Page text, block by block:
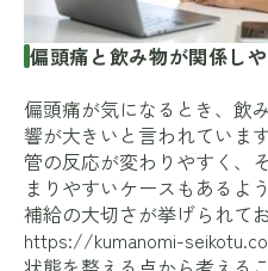
偏頭痛と飲み物が関係し
偏頭痛が気になるとき、飲
響が大きいと言われていま
管の反応が変わりやすく、
まりやすいケースもあるよ
補給の大切さが挙げられて
https://kumanomi-